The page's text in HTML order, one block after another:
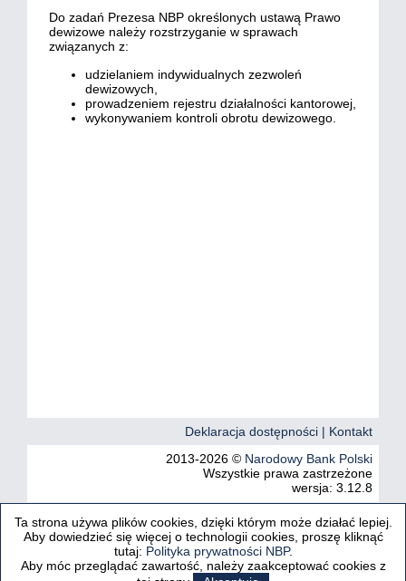
Do zadań Prezesa NBP określonych ustawą Prawo
dewizowe należy rozstrzyganie w sprawach
związanych z:
udzielaniem indywidualnych zezwoleń
dewizowych,
prowadzeniem rejestru działalności kantorowej,
wykonywaniem kontroli obrotu dewizowego.
Deklaracja dostępności | Kontakt
2013-2026 © Narodowy Bank Polski
Wszystkie prawa zastrzeżone
wersja: 3.12.8
Wyszukiwanie |Przepisy dewizowe |Zezwolenia dewizowe
|Działalność kantorowa |Wzory formularzy |Kontrola
obrotu dewizowego |Informacje |Informacje-pranie
pieniędzy/finansowanie terroryzmu |Spotkania z
Ta strona używa plików cookies, dzięki którym może działać lepiej.
Aby dowiedzieć się więcej o technologii cookies, proszę kliknąć
tutaj: Polityka prywatności NBP.
Aby móc przeglądać zawartość, należy zaakceptować cookies z